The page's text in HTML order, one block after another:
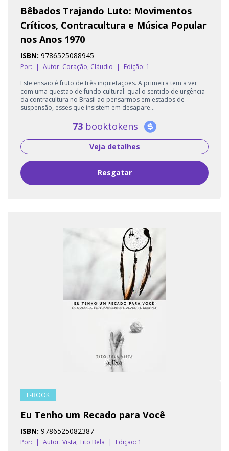
Bêbados Trajando Luto: Movimentos
Críticos, Contracultura e Música Popular
nos Anos 1970
ISBN: 9786525088945
Por: | Autor: Coração, Cláudio |
Edição: 1
Este ensaio é fruto de três inquietações. A primeira tem a ver
com uma questão de fundo cultural: qual o sentido de urgência
da contracultura no Brasil ao pensarmos em estados de
suspensão, esses que insistem em desapare...
73 booktokens
Veja detalhes
Resgatar
E-BOOK
Eu Tenho um Recado para Você
ISBN: 9786525082387
Por: | Autor: Vista, Tito Bela |
Edição: 1